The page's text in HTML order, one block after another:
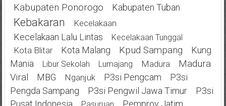
Kabupaten Ponorogo Kabupaten Tuban
Kebakaran Kecelakaan
Kecelakaan Lalu Lintas Kecelakaan Tunggal
Kota Blitar Kota Malang Kpud Sampang
Kung
Mania
Libur Sekolah Lumajang Madura
Madura
Viral
MBG Nganjuk P3si Pengcam
P3si
Pengda Sampang
P3si Pengwil Jawa Timur
P3si
Pusat Indonesia
Pemprov Jatim